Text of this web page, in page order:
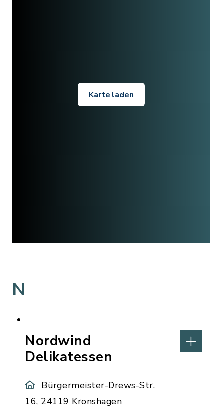
Karte laden
N
Nordwind
Delikatessen
Bürgermeister-Drews-Str.
16, 24119 Kronshagen